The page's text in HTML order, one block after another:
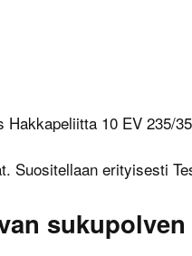
Hakkapeliitta 10 EV 235/
Suositellaan erityisesti